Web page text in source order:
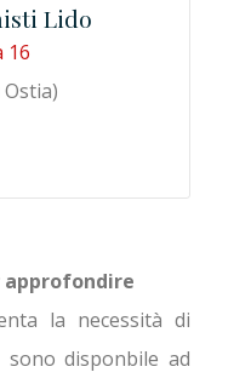
Lido
16
la necessità di
sono disponbile ad